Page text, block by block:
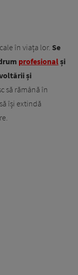
în viața lor. Se
profesionalși
și
să rămână în
își extindă